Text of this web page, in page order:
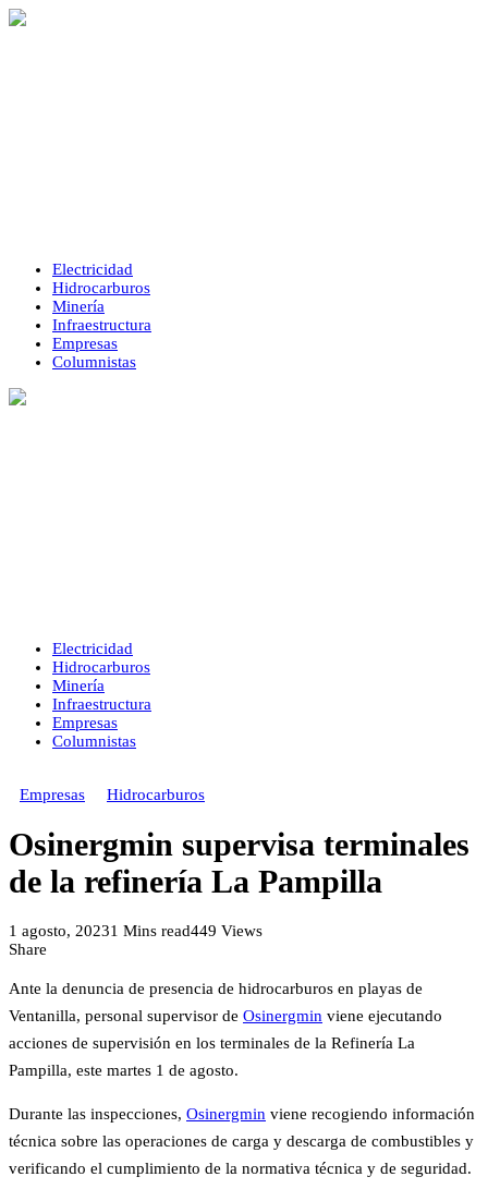
Electricidad
Hidrocarburos
Minería
Infraestructura
Empresas
Columnistas
Electricidad
Hidrocarburos
Minería
Infraestructura
Empresas
Columnistas
Empresas Hidrocarburos
Osinergmin supervisa terminales
de la refinería La Pampilla
1 agosto, 20231 Mins read449 Views
Share
Ante la denuncia de presencia de hidrocarburos en playas de
Ventanilla, personal supervisor de Osinergmin viene ejecutando
acciones de supervisión en los terminales de la Refinería La
Pampilla, este martes 1 de agosto.
Durante las inspecciones, Osinergmin viene recogiendo información
técnica sobre las operaciones de carga y descarga de combustibles y
verificando el cumplimiento de la normativa técnica y de seguridad.